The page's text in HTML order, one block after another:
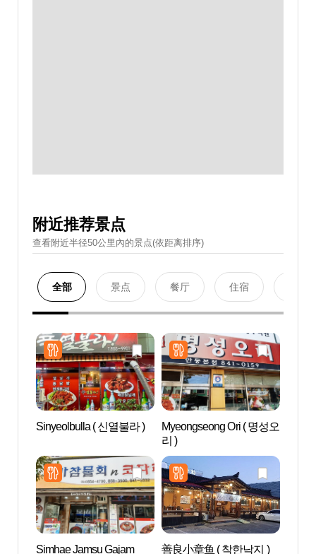
附近推荐景点
查看附近半径50公里內的景点(依距离排序)
全部 景点 餐厅 住宿
Sinyeolbulla ( 신열불라 )
Myeongseong Ori ( 명성오
리 )
Simhae Jamsu Gajam
善良小章鱼 ( 착한낙지 )